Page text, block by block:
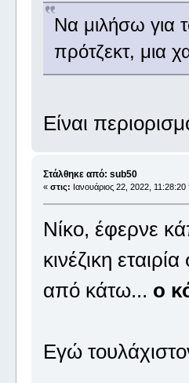
Να μιλήσω για
πρότζεκτ, μια
Είναι
Στάλθηκε από: sub50
« στις: Ιανουάριος 22, 2022,
Νίκο, έφερνε
κινέζικη
από κάτω... ο
Εγώ